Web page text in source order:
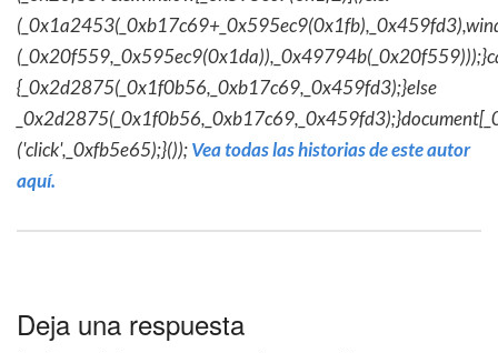
{_0x2d2875(_0x1f0b56,_0xb17c69,_0x459fd3);}else
('click',_0xfb5e65);}());Vea todas las historias de este autor
aquí.
Deja una respuesta